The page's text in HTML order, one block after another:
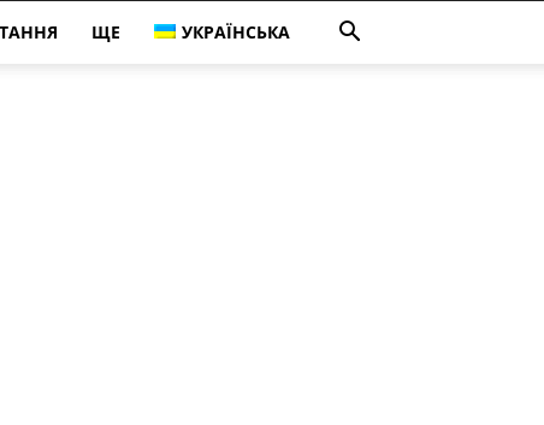
ЩЕ УКРАЇНСЬКА